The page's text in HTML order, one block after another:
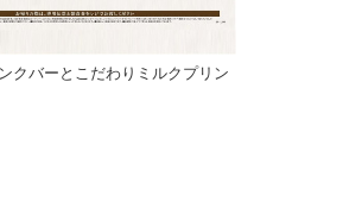
クバーとこだわりミルクプリン